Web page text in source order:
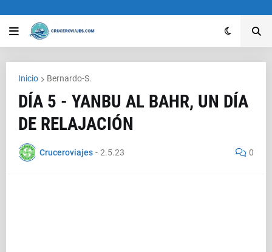
Inicio Bernardo-S.
DÍA 5 - YANBU AL BAHR, UN DÍA
DE RELAJACIÓN
Cruceroviajes - 2.5.23 0